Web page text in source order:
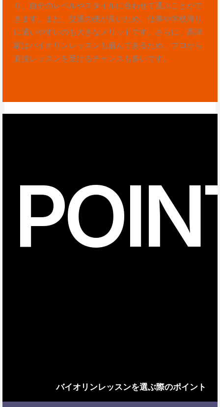
り、自分のレベルやスタイルに合わせて選ぶことがで
きます。また、交通の便が良いため、仕事や学校帰り
に通いやすいのも大きなメリットです。さらに、高津
駅はバイオリンレッスンも盛んであるため、プロから
直接レッスンを受けるチャンスも多いです。
バイオリンレッスンを選ぶ際のポイント